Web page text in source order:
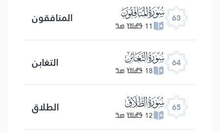
63 ﯬ
11 ߟߝߊߙߌ ߘߏ߫ المنافقون
64 ﯭ
18 ߟߝߊߙߌ ߘߏ߫ التغابن
65 ﯮ
12 ߟߝߊߙߌ ߘߏ߫ الطلاق